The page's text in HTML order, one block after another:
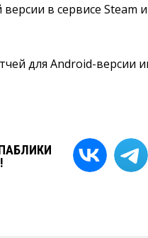
в сервисе Steam и
для Android-версии